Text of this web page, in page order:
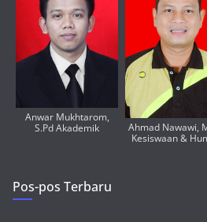
Anwar Mukhtarom,
S.Pd Akademik
Ahmad Nawawi,
Kesiswaan &
Pos-pos Terbaru